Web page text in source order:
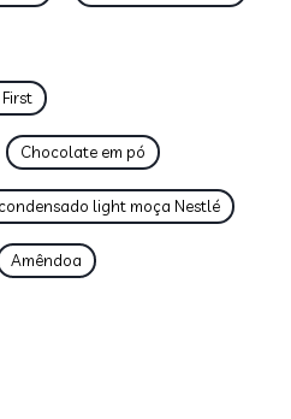
Chocolate em pó
light moça Nestlé
Amêndoa